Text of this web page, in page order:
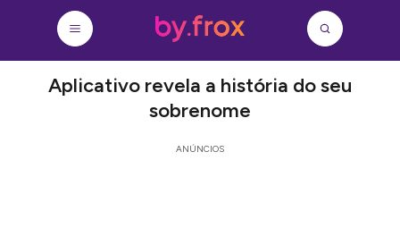
Aplicativo revela a história do seu
sobrenome
ANÚNCIOS